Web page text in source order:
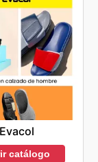
Evacol
catálogo